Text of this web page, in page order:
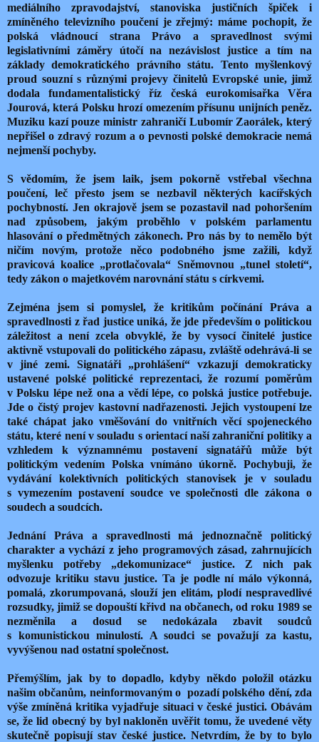
mediálního zpravodajství, stanoviska justičních špiček i
zmíněného televizního poučení je zřejmý: máme pochopit, že
polská vládnoucí strana Právo a spravedlnost svými
legislativními záměry útočí na nezávislost justice a tím na
základy demokratického právního státu. Tento myšlenkový
proud souzní s různými projevy činitelů Evropské unie, jimž
dodala fundamentalistický říz česká eurokomisařka Věra
Jourová, která Polsku hrozí omezením přísunu unijních peněz.
Muziku kazí pouze ministr zahraničí Lubomír Zaorálek, který
nepřišel o zdravý rozum a o pevnosti polské demokracie nemá
nejmenší pochyby.
S vědomím, že jsem laik, jsem pokorně vstřebal všechna
poučení, leč přesto jsem se nezbavil některých kacířských
pochybností. Jen okrajově jsem se pozastavil nad pohoršením
nad způsobem, jakým proběhlo v polském parlamentu
hlasování o předmětných zákonech. Pro nás by to nemělo být
ničím novým, protože něco podobného jsme zažili, když
pravicová koalice „protlačovala“ Sněmovnou „tunel století“,
tedy zákon o majetkovém narovnání státu s církvemi.
Zejména jsem si pomyslel, že kritikům počínání Práva a
spravedlnosti z řad justice uniká, že jde především o politickou
záležitost a není zcela obvyklé, že by vysocí činitelé justice
aktivně vstupovali do politického zápasu, zvláště odehrává-li se
v jiné zemi. Signatáři „prohlášení“ vzkazují demokraticky
ustavené polské politické reprezentaci, že rozumí poměrům
v Polsku lépe než ona a vědí lépe, co polská justice potřebuje.
Jde o čistý projev kastovní nadřazenosti. Jejich vystoupení lze
také chápat jako vměšování do vnitřních věcí spojeneckého
státu, které není v souladu s orientací naší zahraniční politiky a
vzhledem k významnému postavení signatářů může být
politickým vedením Polska vnímáno úkorně. Pochybuji, že
vydávání kolektivních politických stanovisek je v souladu
s vymezením postavení soudce ve společnosti dle zákona o
soudech a soudcích.
Jednání Práva a spravedlnosti má jednoznačně politický
charakter a vychází z jeho programových zásad, zahrnujících
myšlenku potřeby „dekomunizace“ justice. Z nich pak
odvozuje kritiku stavu justice. Ta je podle ní málo výkonná,
pomalá, zkorumpovaná, slouží jen elitám, plodí nespravedlivé
rozsudky, jimiž se dopouští křivd na občanech, od roku 1989 se
nezměnila a dosud se nedokázala zbavit soudců
s komunistickou minulostí. A soudci se považují za kastu,
vyvýšenou nad ostatní společnost.
Přemýšlím, jak by to dopadlo, kdyby někdo položil otázku
našim občanům, neinformovaným o pozadí polského dění, zda
výše zmíněná kritika vyjadřuje situaci v české justici. Obávám
se, že lid obecný by byl nakloněn uvěřit tomu, že uvedené věty
skutečně popisují stav české justice. Netvrdím, že by to bylo